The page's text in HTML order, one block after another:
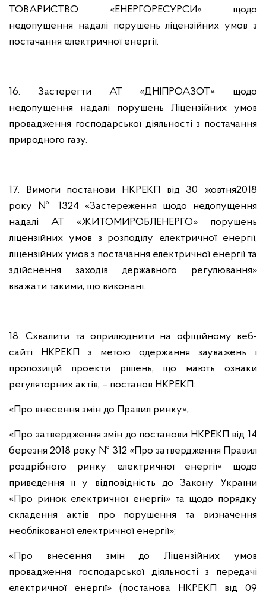
ТОВАРИСТВО «ЕНЕРГОРЕСУРСИ» щодо
недопущення надалі порушень ліцензійних умов з
постачання електричної енергії.
16. Застерегти АТ «ДНІПРОАЗОТ» щодо
недопущення надалі порушень Ліцензійних умов
провадження господарської діяльності з постачання
природного газу.
17. Вимоги постанови НКРЕКП від 30 жовтня2018
року № 1324 «Застереження щодо недопущення
надалі АТ «ЖИТОМИРОБЛЕНЕРГО» порушень
ліцензійних умов з розподілу електричної енергії,
ліцензійних умов з постачання електричної енергії та
здійснення заходів державного регулювання»
вважати такими, що виконані.
18. Схвалити та оприлюднити на офіційному веб-
сайті НКРЕКП з метою одержання зауважень і
пропозицій проекти рішень, що мають ознаки
регуляторних актів, – постанов НКРЕКП:
«Про внесення змін до Правил ринку»;
«Про затвердження змін до постанови НКРЕКП від 14
березня 2018 року № 312 «Про затвердження Правил
роздрібного ринку електричної енергії» щодо
приведення її у відповідність до Закону України
«Про ринок електричної енергії» та щодо порядку
складення актів про порушення та визначення
необлікованої електричної енергії»;
«Про внесення змін до Ліцензійних умов
провадження господарської діяльності з передачі
електричної енергії» (постанова НКРЕКП від 09